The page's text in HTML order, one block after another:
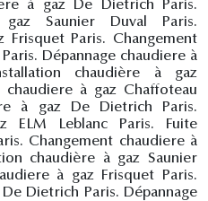
à gaz De Dietrich Paris.
Saunier Duval Paris.
Frisquet Paris. Changement
Dépannage chaudiere à
chaudière à gaz
chaudiere à gaz Chaffoteau
à gaz De Dietrich Paris.
ELM Leblanc Paris. Fuite
Changement chaudiere à
chaudière à gaz Saunier
à gaz Frisquet Paris.
Dietrich Paris. Dépannage